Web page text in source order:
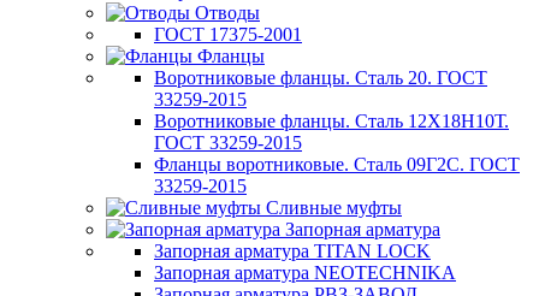
Отводы
ГОСТ 17375-2001
Фланцы
Воротниковые фланцы. Сталь 20. ГОСТ
33259-2015
Воротниковые фланцы. Сталь 12Х18Н10Т.
ГОСТ 33259-2015
Фланцы воротниковые. Сталь 09Г2С. ГОСТ
33259-2015
Сливные муфты
Запорная арматура
Запорная арматура TITAN LOCK
Запорная арматура NEOTECHNIKA